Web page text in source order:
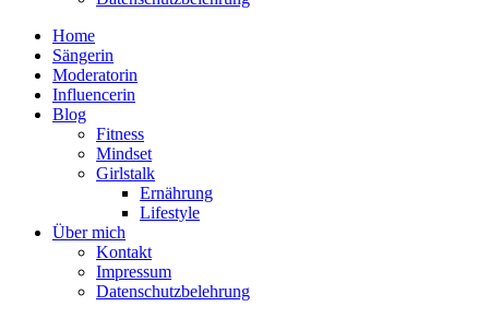
Home
Sängerin
Moderatorin
Influencerin
Blog
Fitness
Mindset
Girlstalk
Ernährung
Lifestyle
Über mich
Kontakt
Impressum
Datenschutzbelehrung